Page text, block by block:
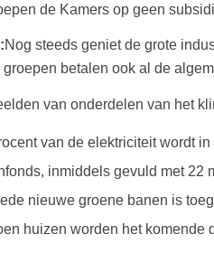
de Kamers op geen
Nog steeds geniet de grote
betalen ook al de
van onderdelen van het
van de elektriciteit wordt
inmiddels gevuld met 22
nieuwe groene banen is
huizen worden het komende